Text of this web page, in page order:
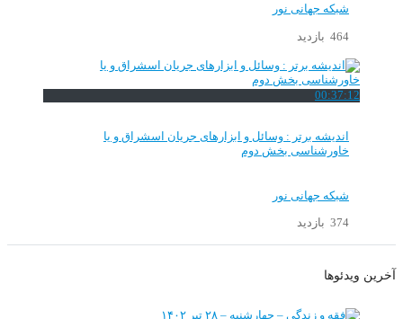
شبکه جهانی نور
464 بازدید
00:37:12
اندیشه برتر : وسائل و ابزارهای جریان اسشراق و یا
خاورشناسی بخش دوم
شبکه جهانی نور
374 بازدید
آخرین ویدئوها